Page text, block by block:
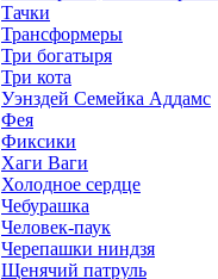
Тачки
Трансформеры
Три богатыря
Три кота
Уэнздей Семейка Аддамс
Фея
Фиксики
Хаги Ваги
Холодное сердце
Чебурашка
Человек-паук
Черепашки ниндзя
Щенячий патруль